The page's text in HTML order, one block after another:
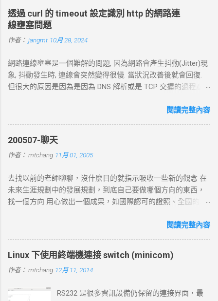
透過 curl 的 timeout 設定識別 http 的網路連
線壅塞問題
作者： jangmt 10月 28, 2024
網路連線壅塞是一個難解的問題, 因為網路會產生抖動(Jitter)現
象, 抖動發生時, 連線會突然變得很慢. 當狀況改善後就會回復.
但很大的原因是因為是因為 DNS 解析或是 TCP 交握的過程產
以下幾個主要步驟： 1. DNS 查詢 目標 ：解析主機名 (如
進行查詢，獲取目標伺服器的 IP 地址。 結果 ：若查詢成功，
返回 IP 地址， curl 將繼續下一步。若查詢失敗， curl 則返回
DNS 錯誤並中止。 2. TCP 三向交握 (Three-Way Handshake) 目
核發送一個 SYN 封包，目標伺服器回應 SYN-ACK ，然後 curl
返回 ACK 完成三向交握，建立起 TCP 連線。 結果 ：若在 --
connect-timeout 設定時間內未完成三向交握，則連線失敗並返
HTTP 請求，根據 URL 設定不同的請求方法（如 GET 、 POST
）。 過程 ： curl 構建 HTTP 請求標頭並附加任何所需的數據
（如表單數據），然後通過已建立的 TCP 連線將請求發送到伺
服器。 結果 ：伺服器接收請求並準備回應，若過程中出現網路
問題，則請求可能中止或失敗。 4. 伺服器處理請求並返回回應
目標 ：伺服器根據請求的 URL 路徑處理並生成對應的回應內
容。 過程 ：伺服器確認請求內容後，由 HTTP 伺服器（如
閱讀完整內容
200507-聊天
作者： mtchang 11月 01, 2005
去找以前的老師聊聊，沒什麼目的就指示吸收一些新的觀念 在
未來生涯規劃中的發展規劃，到底自己要做哪個方向的東西，
找一個方向 用心做出一個成果，如國際認可的證照、全國的比
路。以目前技術而言要就做最大最廣，否則 就做最小最少，避
X-windows上程式的開發： http://www.wxwidgets.org/
http://tavi.debian.org.tw/index.php?page=wxWindows * 使用
Java在嵌入式系統上的開發 當然如果在學習過程中，有好的工
等著我去讀，但好的工作不是常常有的，一定要把握住好的機
閱讀完整內容
Linux 下使用終端機連接 switch (minicom)
作者： mtchang 12月 11, 2014
RS232 是很多資訊設備仍保留的連接界面，最